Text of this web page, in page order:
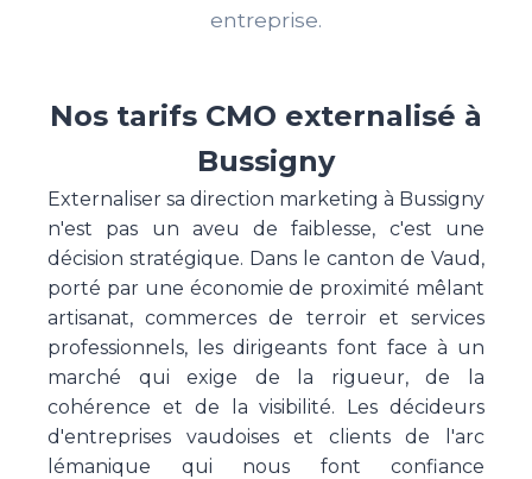
entreprise.
Nos tarifs CMO externalisé à
Bussigny
Externaliser sa direction marketing à Bussigny
n'est pas un aveu de faiblesse, c'est une
décision stratégique. Dans le canton de Vaud,
porté par une économie de proximité mêlant
artisanat, commerces de terroir et services
professionnels, les dirigeants font face à un
marché qui exige de la rigueur, de la
cohérence et de la visibilité. Les décideurs
d'entreprises vaudoises et clients de l'arc
lémanique qui nous font confiance